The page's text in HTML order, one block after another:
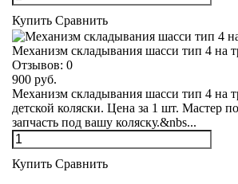
Купить Сравнить
Механизм складывания шасси тип 4 на
Отзывов: 0
900 руб.
Механизм складывания шасси тип 4 на
детской коляски. Цена за 1 шт. Мастер
запчасть под вашу коляску.&nbs...
Купить Сравнить